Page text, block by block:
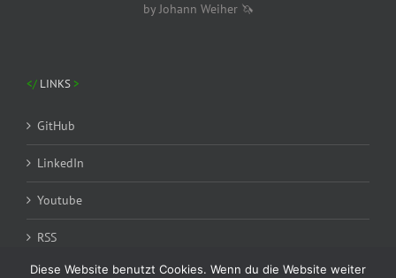
by Johann Weiher 🦄
LINKS
GitHub
LinkedIn
Youtube
RSS
Diese Website benutzt Cookies. Wenn du die Website weiter